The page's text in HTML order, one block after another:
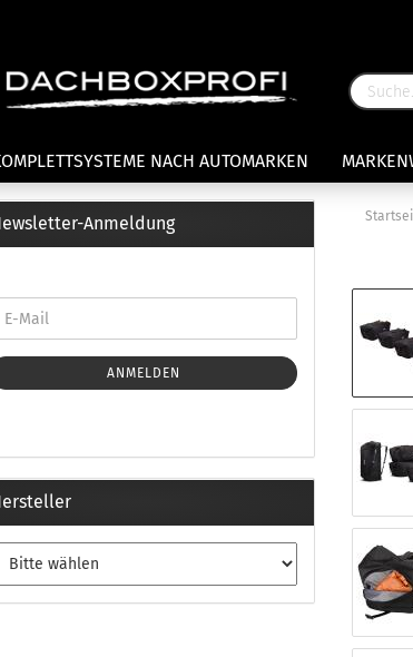
NACH AUTOMARKEN
Heckklappenfahrradträger
E-Bike Fahrradträger
Lastenträgerfüße
Universaltträger Reling
Thule Montagekits 50..
Clamp Fußsatz
Thule Kits 30.. für 753
Fußsatz Fahrzeuge mit
integrierter Reling
Thule Montagekits 60..
Fußsatz Fahrzeuge mit
integrierter Reling
Thule Montagekits 70..
Anmeldung
ANMELDEN